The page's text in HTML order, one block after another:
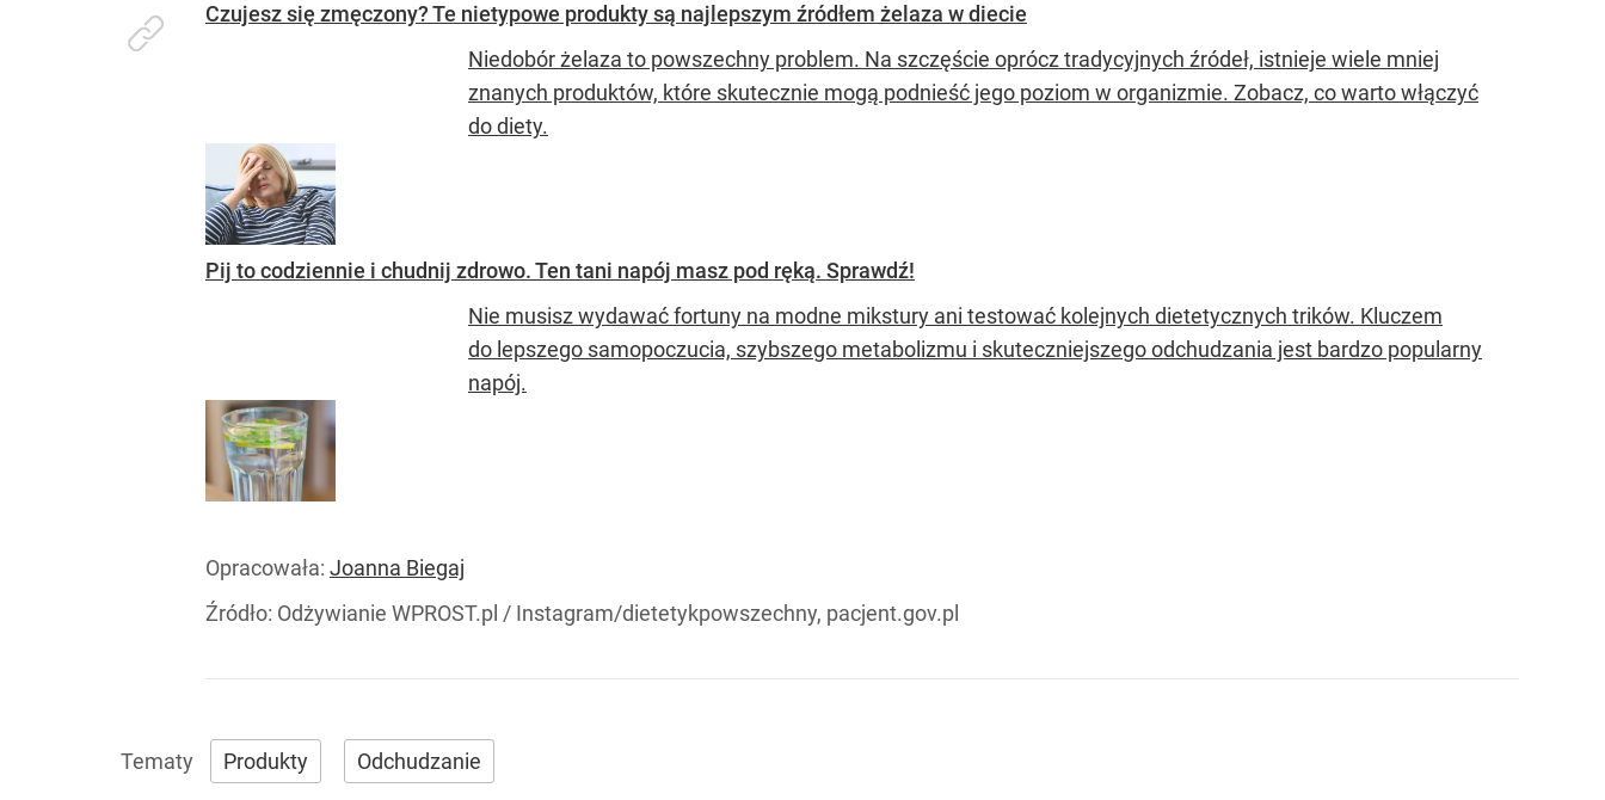
Czujesz się zmęczony? Te nietypowe produkty są najlepszym źródłem żelaza w diecie
Niedobór żelaza to powszechny problem. Na szczęście oprócz tradycyjnych źródeł, istnieje wiele mniej
znanych produktów, które skutecznie mogą podnieść jego poziom w organizmie. Zobacz, co warto włączyć
do diety.
Pij to codziennie i chudnij zdrowo. Ten tani napój masz pod ręką. Sprawdź!
Nie musisz wydawać fortuny na modne mikstury ani testować kolejnych dietetycznych trików. Kluczem
do lepszego samopoczucia, szybszego metabolizmu i skuteczniejszego odchudzania jest bardzo popularny
napój.
Opracowała: Joanna Biegaj
Źródło: Odżywianie WPROST.pl / Instagram/dietetykpowszechny, pacjent.gov.pl
Produkty Odchudzanie